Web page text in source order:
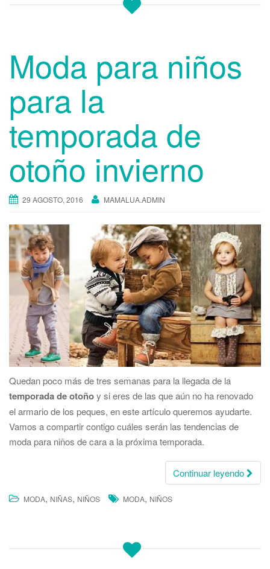
Moda para niños
para la
temporada de
otoño invierno
29 AGOSTO, 2016 MAMALUA.ADMIN
Quedan poco más de tres semanas para la llegada de la
temporada de otoñoy si eres de las que aún no ha renovado
el armario de los peques, en este artículo queremos ayudarte.
Vamos a compartir contigo cuáles serán las tendencias de
moda para niños de cara a la próxima temporada.
Continuar leyendo
MODA, NIÑAS, NIÑOS MODA, NIÑOS